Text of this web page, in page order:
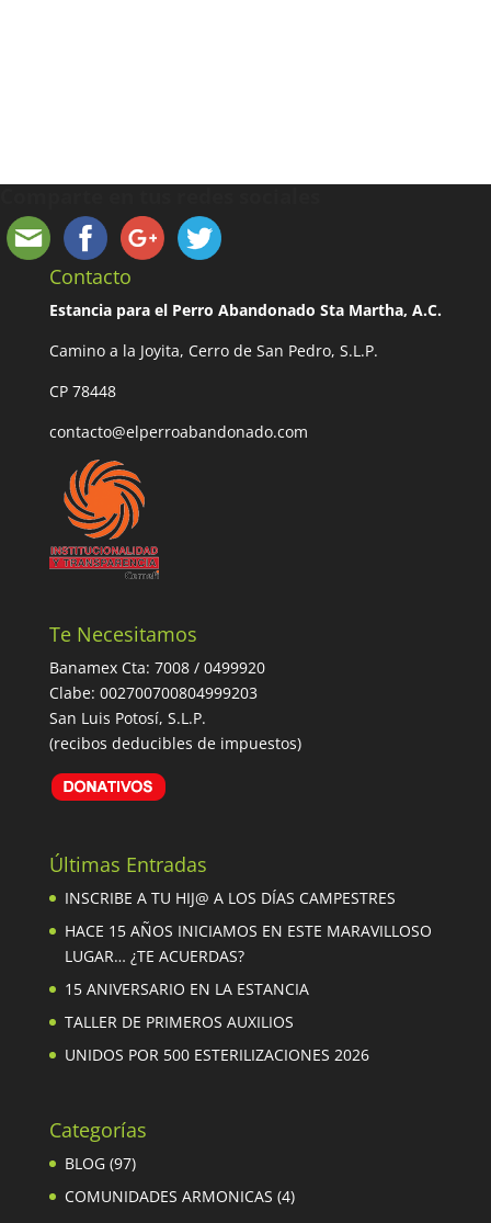
Contacto
Estancia para el Perro Abandonado Sta Martha, A.C.
Camino a la Joyita, Cerro de San Pedro, S.L.P.
CP 78448
contacto@elperroabandonado.com
Te Necesitamos
Banamex Cta: 7008 / 0499920
Clabe: 002700700804999203
San Luis Potosí, S.L.P.
(recibos deducibles de impuestos)
Últimas Entradas
INSCRIBE A TU HIJ@ A LOS DÍAS CAMPESTRES
HACE 15 AÑOS INICIAMOS EN ESTE MARAVILLOSO
LUGAR… ¿TE ACUERDAS?
15 ANIVERSARIO EN LA ESTANCIA
TALLER DE PRIMEROS AUXILIOS
UNIDOS POR 500 ESTERILIZACIONES 2026
Categorías
BLOG(97)
COMUNIDADES ARMONICAS (4)